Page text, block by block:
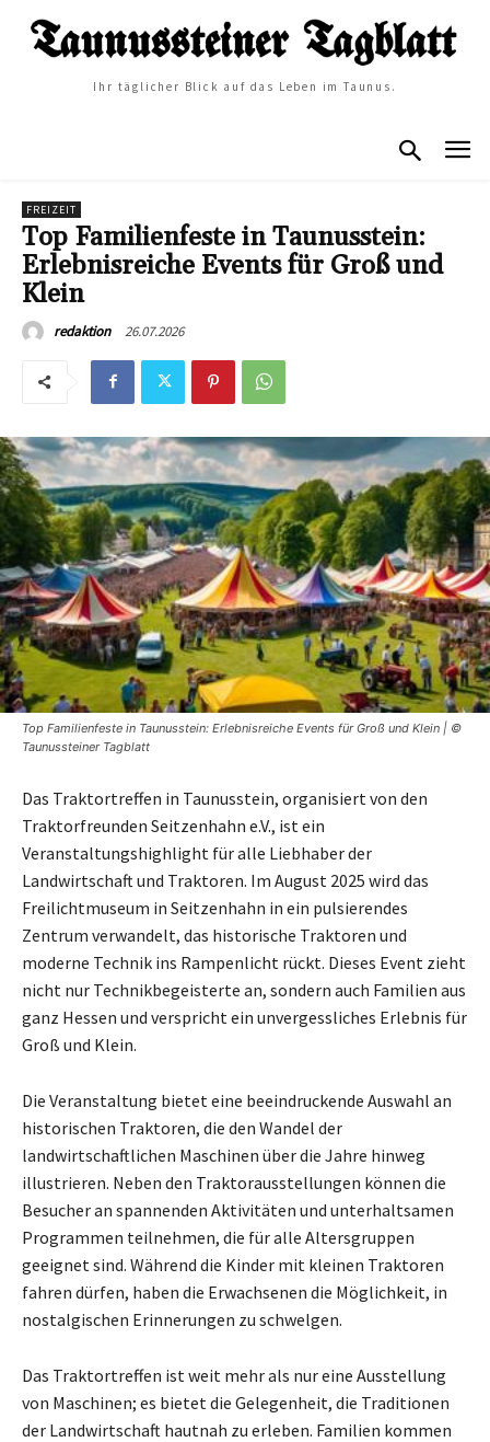
Ihr täglicher Blick auf das Leben im Taunus.
FREIZEIT
Top Familienfeste in Taunusstein:
Erlebnisreiche Events für Groß und
Klein
redaktion 26.07.2026
Top Familienfeste in Taunusstein: Erlebnisreiche Events für Groß und Klein | ©
Taunussteiner Tagblatt
Das Traktortreffen in Taunusstein, organisiert von den
Traktorfreunden Seitzenhahn e.V., ist ein
Veranstaltungshighlight für alle Liebhaber der
Landwirtschaft und Traktoren. Im August 2025 wird das
Freilichtmuseum in Seitzenhahn in ein pulsierendes
Zentrum verwandelt, das historische Traktoren und
moderne Technik ins Rampenlicht rückt. Dieses Event zieht
nicht nur Technikbegeisterte an, sondern auch Familien aus
ganz Hessen und verspricht ein unvergessliches Erlebnis für
Groß und Klein.
Die Veranstaltung bietet eine beeindruckende Auswahl an
historischen Traktoren, die den Wandel der
landwirtschaftlichen Maschinen über die Jahre hinweg
illustrieren. Neben den Traktorausstellungen können die
Besucher an spannenden Aktivitäten und unterhaltsamen
Programmen teilnehmen, die für alle Altersgruppen
geeignet sind. Während die Kinder mit kleinen Traktoren
fahren dürfen, haben die Erwachsenen die Möglichkeit, in
nostalgischen Erinnerungen zu schwelgen.
Das Traktortreffen ist weit mehr als nur eine Ausstellung
von Maschinen; es bietet die Gelegenheit, die Traditionen
der Landwirtschaft hautnah zu erleben. Familien kommen